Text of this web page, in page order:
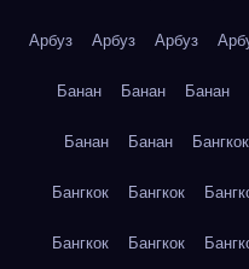
Арбуз Арбуз Арбуз
Банан Банан Банан
Банан Банан Бангкок
Бангкок Бангкок
Бангкок Бангкок